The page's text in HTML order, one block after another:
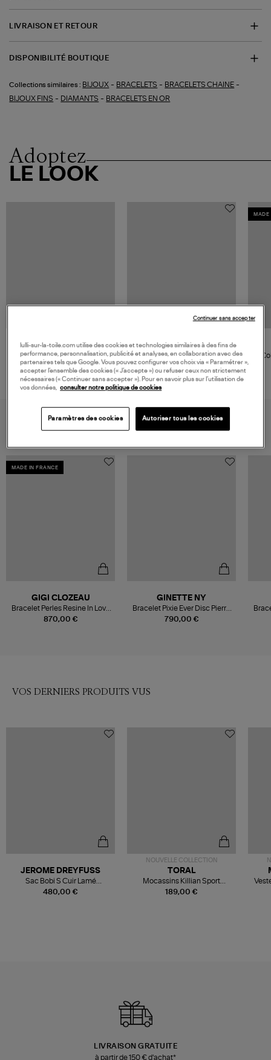
LIVRAISON ET RETOUR
DISPONIBILITÉ BOUTIQUE
Collections similaires : BIJOUX - BRACELETS - BRACELETS CHAINE -
BIJOUX FINS - DIAMANTS - BRACELETS EN OR
Adoptez
LE LOOK
245,00 €
GIGI CLOZEAU
Bracelet Perles Resine 17cm Or
MADE
VOUS AIMEREZ AUSSI
MADE IN FRANCE
870,00 €
GIGI CLOZEAU
Bracelet Perles Resine In Love
Diamants Or
790,00 €
GINETTE NY
Bracelet Pixie Ever Disc Pierre
de Lune Blanche Or Rose
VOS DERNIERS PRODUITS VUS
480,00 €
JEROME DREYFUSS
Sac Bobi S Cuir Lamé
Champagne
NOUVELLE COLLECTION
189,00 €
TORAL
Mocassins Killian Sport
Mousse
LIVRAISON GRATUITE
à partir de 150 € d'achat*
lulli-sur-la-toile.com utilise des cookies et technologies similaires à des fins de
performance, personnalisation, publicité et analyses, en collaboration avec des
partenaires tels que Google. Vous pouvez configurer vos choix via « Paramétrer »,
accepter l’ensemble des cookies (« J’accepte ») ou refuser ceux non strictement
nécessaires (« Continuer sans accepter »). Pour en savoir plus sur l’utilisation de
vos données, consulter notre politique de cookies
Paramètres des cookies Autoriser tous les cookies
Continuer sans accepter